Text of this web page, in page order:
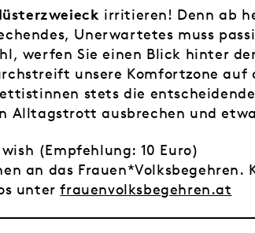
irritieren! Denn ab
Unerwartetes muss
werfen Sie einen Blick hinter
unsere Komfortzone auf
stets die
Alltagstrott ausbrechen und
(Empfehlung: 10 Euro)
an das
unterfrauenvolksbegehren.at